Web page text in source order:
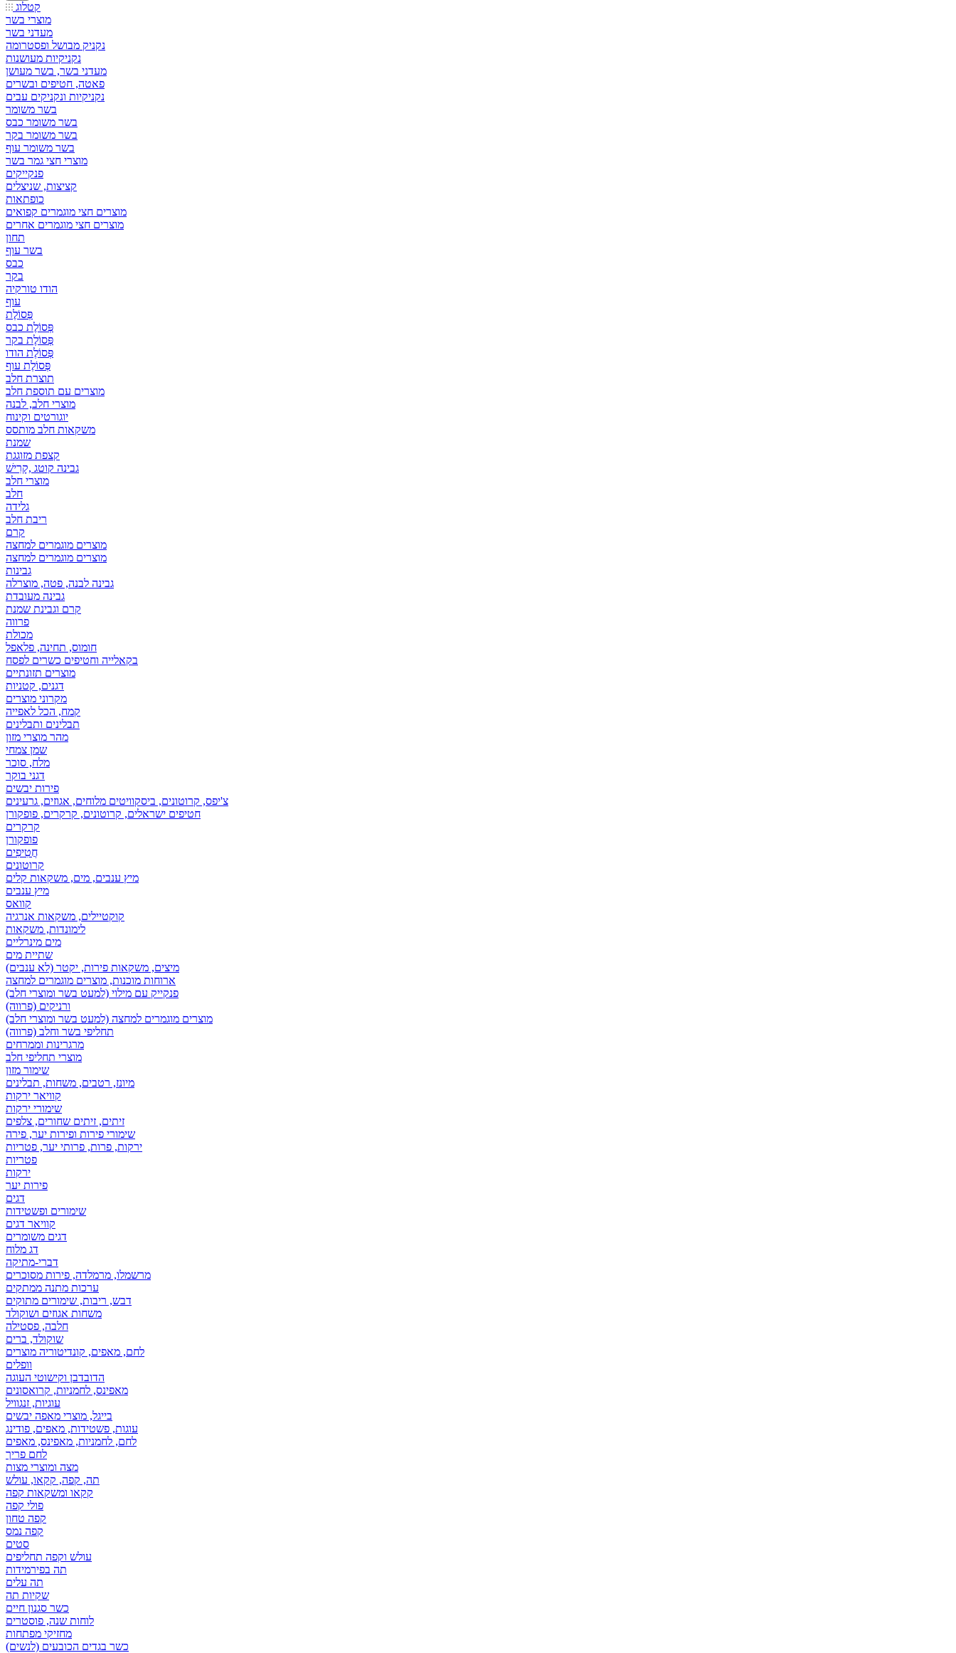
קטלוג
מוצרי בשר
מעדני בשר
נקניק מבושל ופסטרומה
נקניקיות מעושנות
מעדני בשר, בשר מעושן
פאטה, חטיפים ובשרים
נקניקיות ונקניקים עבים
בשר משומר
בשר משומר כבס
בשר משומר בקר
בשר משומר עוף
מוצרי חצי גמר בשר
פנקייקים
קציצות, שניצלים
כופתאות
מוצרים חצי מוגמרים קפואים
מוצרים חצי מוגמרים אחרים
תחון
בשר עוף
כבס
בקר
הודו טורקיה
עוף
פְּסוֹלֶת
פְּסוֹלֶת כבס
פְּסוֹלֶת בקר
פְּסוֹלֶת הודו
פְּסוֹלֶת עוף
תוצרת חלב
מוצרים עם תוספת חלב
מוצרי חלב, לבנה
יוגורטים וקינוח
משקאות חלב מותסס
שמנת
קצפת מזוגגת
גבינה קוטג ,קָרִישׁ
מוצרי חלב
חלב
גלידה
ריבת חלב
קרם
מוצרים מוגמרים למחצה
מוצרים מוגמרים למחצה
גבינות
גבינה לבנה, פטה, מוצרלה
גבינה מעובדת
קרם וגבינת שמנת
פרווה
מכולת
חומוס, תחינה, פלאפל
בקאלייה וחטיפים כשרים לפסח
מוצרים תזונתיים
דגנים, קטניות
מקרוני מוצרים
קמח, הכל לאפייה
תבלינים ותבלינים
מהר מוצרי מזון
שמן צמחי
מלח, סוכר
דגני בוקר
פירות יבשים
צ'יפס, קרוטונים, ביסקוויטים מלוחים, אגוזים, גרעינים
חטיפים ישראלים, קרוטונים, קרקרים, פופקורן
קרקרים
פופקורן
חֲטִיפִים
קרוטונים
מיץ ענבים, מים, משקאות קלים
מיץ ענבים
קוואס
קוקטיילים, משקאות אנרגיה
לימונדות, משקאות
מים מינרליים
שתיית מים
מיצים, משקאות פירות, יקטר (לא ענבים)
ארוחות מוכנות, מוצרים מוגמרים למחצה
פנקייק עם מילוי (למעט בשר ומוצרי חלב)
ורניקים (פרווה)
מוצרים מוגמרים למחצה (למעט בשר ומוצרי חלב)
תחליפי בשר וחלב (פרווה)
מרגרינות וממרחים
מוצרי תחליפי חלב
שימור מזון
מיונז, רטבים, משחות, תבלינים
קוויאר ירקות
שימורי ירקות
זיתים, זיתים שחורים, צלפים
שימורי פירות ופירות יער, פירה
ירקות, פרות, פרותי יער, פטריות
פטריות
ירקות
פירות יער
דגים
שימורים ופשטידות
קוויאר דגים
דגים משומרים
דג מלוח
דברי-מתיקה
מרשמלו, מרמלדה, פירות מסוכרים
ערכות מתנה ממתקים
דבש, ריבות, שימורים מתוקים
משחות אגוזים ושוקולד
חלבה, פסטילה
שוקולד, ברים
לחם, מאפים, קונדיטוריה מוצרים
וופלים
הדובדבן וקישוטי העוגה
מאפינס, לחמניות, קרואסונים
עוגיות, זנגוויל
בייגל, מוצרי מאפה יבשים
עוגות, פשטידות, מאפים, פודינג
לחם, לחמניות, מאפינס, מאפים
לחם פריך
מצה ומוצרי מצות
תה, קפה, קקאו, עולש
קקאו ומשקאות קפה
פולי קפה
קפה טחון
קפה נמס
סטים
עולש וקפה תחליפים
תה בפירמידות
תה עלים
שקיות תה
כשר סגנון חיים
לוחות שנה, פוסטרים
מחזיקי מפתחות
כשר בגדים הכובעים (לנשים)